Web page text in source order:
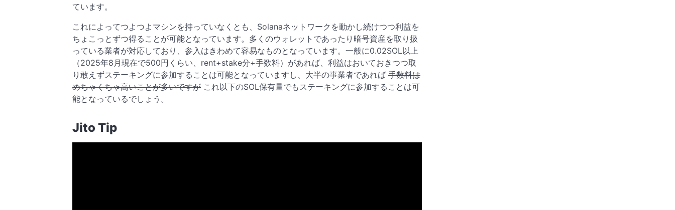
ています。
これによってつよつよマシンを持っていなくとも、Solanaネットワークを動かし続けつつ利益を
ちょこっとずつ得ることが可能となっています。多くのウォレットであったり暗号資産を取り扱
っている業者が対応しており、参入はきわめて容易なものとなっています。一般に0.02SOL以上
（2025年8月現在で500円くらい、rent+stake分+手数料）があれば、利益はおいておきつつ取
り敢えずステーキングに参加することは可能となっていますし、大半の事業者であれば 手数料は
めちゃくちゃ高いことが多いですが これ以下のSOL保有量でもステーキングに参加することは可
能となっているでしょう。
Jito Tip